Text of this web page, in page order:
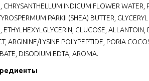
CHRYSANTHELLUM INDICUM FLOWER
PARKII (SHEA) BUTTER,
ETHYLHEXYLGLYCERIN, GLUCOSE,
ARGININE/LYSINE POLYPEPTIDE, PORIA
DISODIUM EDTA, AROMA.